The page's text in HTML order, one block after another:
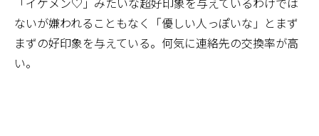
ないが嫌われることもなく「優しい人っぽいな」とまず
まずの好印象を与えている。何気に連絡先の交換率が高
い。